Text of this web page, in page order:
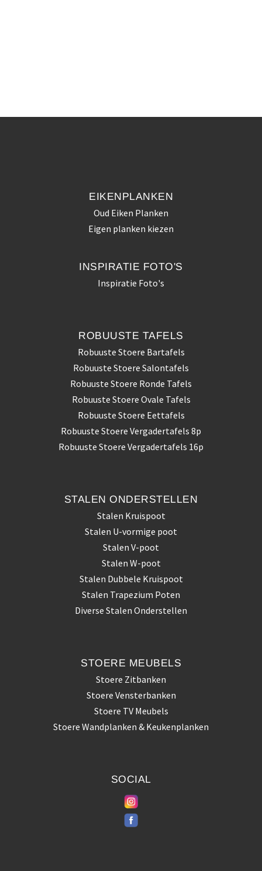
EIKENPLANKEN
Oud Eiken Planken
Eigen planken kiezen
INSPIRATIE FOTO'S
Inspiratie Foto's
ROBUUSTE TAFELS
Robuuste Stoere Bartafels
Robuuste Stoere Salontafels
Robuuste Stoere Ronde Tafels
Robuuste Stoere Ovale Tafels
Robuuste Stoere Eettafels
Robuuste Stoere Vergadertafels 8p
Robuuste Stoere Vergadertafels 16p
STALENONDERSTELLEN
Stalen Kruispoot
Stalen U-vormige poot
Stalen V-poot
Stalen W-poot
Stalen Dubbele Kruispoot
Stalen Trapezium Poten
Diverse Stalen Onderstellen
STOERE MEUBELS
Stoere Zitbanken
Stoere Vensterbanken
Stoere TV Meubels
Stoere Wandplanken & Keukenplanken
SOCIAL